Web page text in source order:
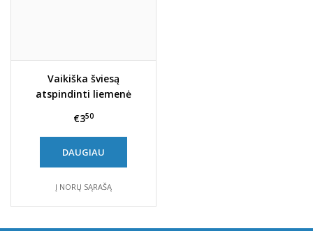
Vaikiška šviesą
atspindinti liemenė
€350
DAUGIAU
Į NORŲ SĄRAŠĄ